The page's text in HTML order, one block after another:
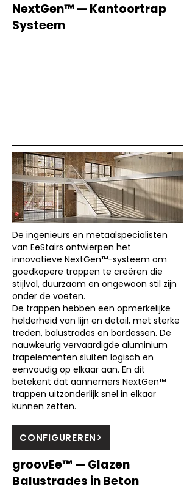
NextGen™ — Kantoortrap
Systeem
De ingenieurs en metaalspecialisten
van EeStairs ontwierpen het
innovatieve NextGen™-systeem om
goedkopere trappen te creëren die
stijlvol, duurzaam en ongewoon stil zijn
onder de voeten.
De trappen hebben een opmerkelijke
helderheid van lijn en detail, met sterke
treden, balustrades en bordessen. De
nauwkeurig vervaardigde aluminium
trapelementen sluiten logisch en
eenvoudig op elkaar aan. En dit
betekent dat aannemers NextGen™
trappen uitzonderlijk snel in elkaar
kunnen zetten.
CONFIGUREREN
groovEe™ — Glazen
Balustrades in Beton